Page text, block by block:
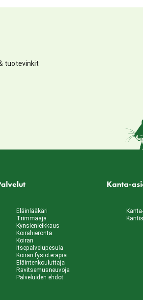
tuotevinkit
Eläinlääkäri
Trimmaaja
Kynsienleikkaus
Koirahieronta
Koiran
itsepalvelupesula
Koiran fysioterapia
Eläintenkouluttaja
Ravitsemusneuvoja
Palveluiden ehdot
Kanta-